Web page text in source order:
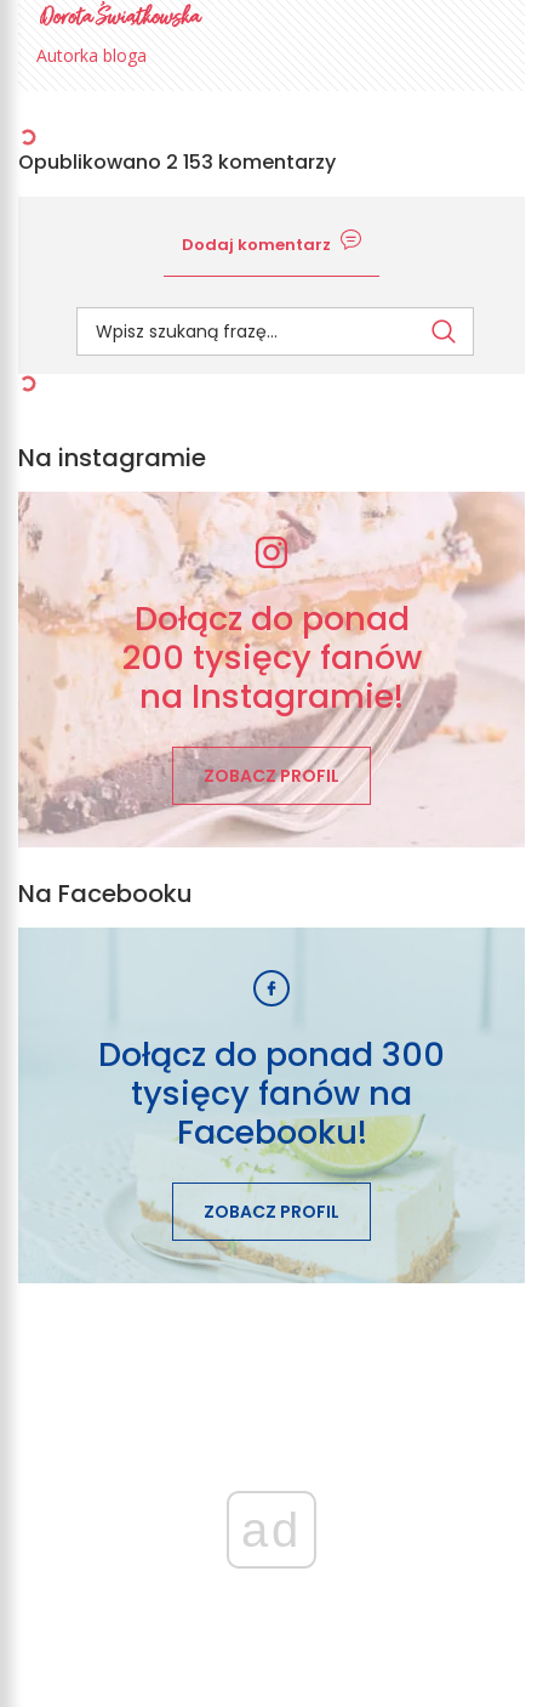
Autorka bloga
Opublikowano 2 153 komentarzy
Dodaj komentarz
Na instagramie
Dołącz do ponad
200 tysięcy fanów
na Instagramie!
ZOBACZ PROFIL
Na Facebooku
Dołącz do ponad 300
tysięcy fanów na
Facebooku!
ZOBACZ PROFIL
ad